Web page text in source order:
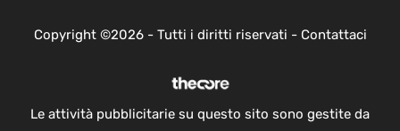
Copyright ©2026 - Tutti i diritti riservati - Contattaci
Le attività pubblicitarie su questo sito sono gestite da